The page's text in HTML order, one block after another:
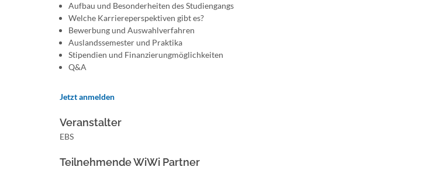
Aufbau und Besonderheiten des Studiengangs
Welche Karriereperspektiven gibt es?
Bewerbung und Auswahlverfahren
Auslandssemester und Praktika
Stipendien und Finanzierungmöglichkeiten
Q&A
Jetzt anmelden
Veranstalter
EBS
Teilnehmende WiWi Partner